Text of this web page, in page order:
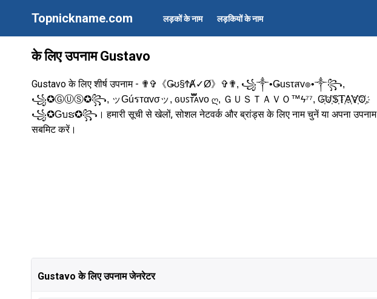
Topnickname.com लड़कों के नाम लड़कियों के नाम
के लिए उपनाम Gustavo
Gustavo के लिए शीर्ष उपनाम - ✟✞《Ǥʊ§ϮȺ✓Ø》✞✟, ꧁༒•Ǥusτสv๏•༒꧂,
꧁✪ⒼⓊⓈ✪꧂, ッGúรтαvσッ, ɢᴜꜱᴛ፝֟፝֟ᴀᴠᴏ ღ, ＧＵＳＴＡＶＯ™ϟ⁷⁷, G҉U҉S҉T҉A҉V҉O҉,
꧁✪Gบຮ✪꧂ । हमारी सूची से खेलों, सोशल नेटवर्क और ब्रांड्स के लिए नाम चुनें या अपना उपनाम
सबमिट करें।
Gustavo के लिए उपनाम जेनरेटर